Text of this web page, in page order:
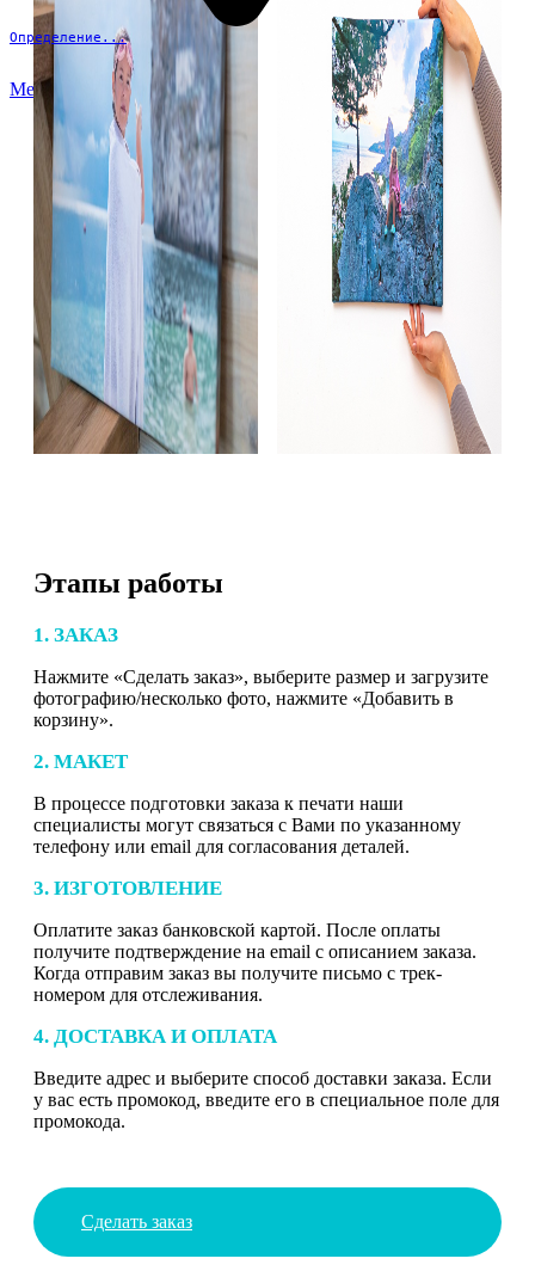
Определение...
Меню
Этапы работы
1. ЗАКАЗ
Нажмите «Сделать заказ», выберите размер и загрузите
фотографию/несколько фото, нажмите «Добавить в
корзину».
2. МАКЕТ
В процессе подготовки заказа к печати наши
специалисты могут связаться с Вами по указанному
телефону или email для согласования деталей.
3. ИЗГОТОВЛЕНИЕ
Оплатите заказ банковской картой. После оплаты
получите подтверждение на email с описанием заказа.
Когда отправим заказ вы получите письмо с трек-
номером для отслеживания.
4. ДОСТАВКА И ОПЛАТА
Введите адрес и выберите способ доставки заказа. Если
у вас есть промокод, введите его в специальное поле для
промокода.
Сделать заказ